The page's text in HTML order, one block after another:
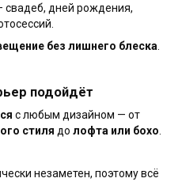
свадеб, дней рождения,
без лишнего блеска
подойдёт
с любым дизайном — от
стиля до лофта или бохо
незаметен, поэтому всё